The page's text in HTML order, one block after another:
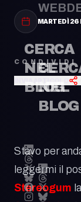
CERCA
NEL
BLOG
NEL
BLOG
MARTEDÌ 26
CONDIVIDI
INVIA ARTICOLO
Stavo per
leggermi il
Stereogum